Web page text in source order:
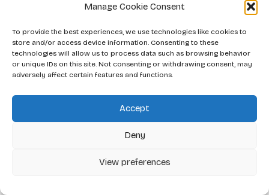
Manage Cookie Consent
To provide the best experiences, we use technologies like cookies to
store and/or access device information. Consenting to these
technologies will allow us to process data such as browsing behavior
or unique IDs on this site. Not consenting or withdrawing consent, may
adversely affect certain features and functions.
Accept
Deny
View preferences